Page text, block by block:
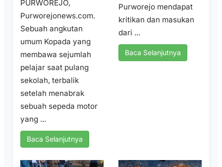
PURWOREJO,
Purworejonews.com.
Sebuah angkutan
umum Kopada yang
membawa sejumlah
pelajar saat pulang
sekolah, terbalik
setelah menabrak
sebuah sepeda motor
yang ...
Baca Selanjutnya
Purworejo mendapat
kritikan dan masukan
dari ...
Baca Selanjutnya